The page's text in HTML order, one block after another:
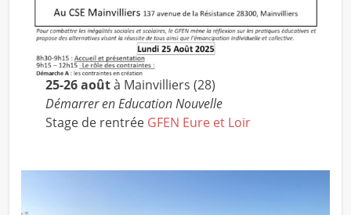
25-26 aoûtà Mainvilliers (28)
Démarrer en Education Nouvelle
Stage de rentrée GFEN Eure et Loir